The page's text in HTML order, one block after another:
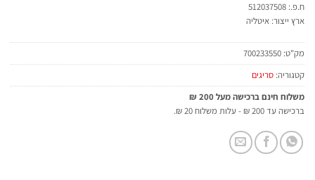
ח.פ.: 512037508
ארץ ייצור: איטליה
מק"ט: 700233550
קטגוריה: סריגים
משלוח חינם ברכישה מעל 200 ₪
ברכישה עד 200 ₪ - עלות משלוח 20 ₪.